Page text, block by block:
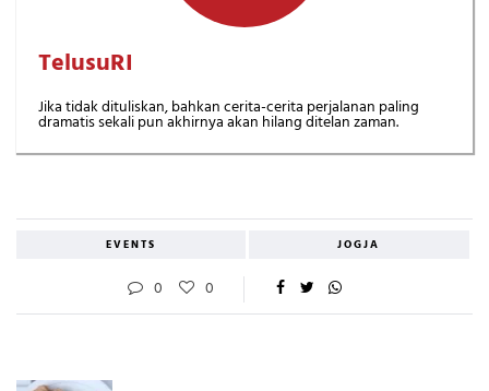
TelusuRI
Jika tidak dituliskan, bahkan cerita-cerita perjalanan paling
dramatis sekali pun akhirnya akan hilang ditelan zaman.
EVENTS JOGJA
0 0